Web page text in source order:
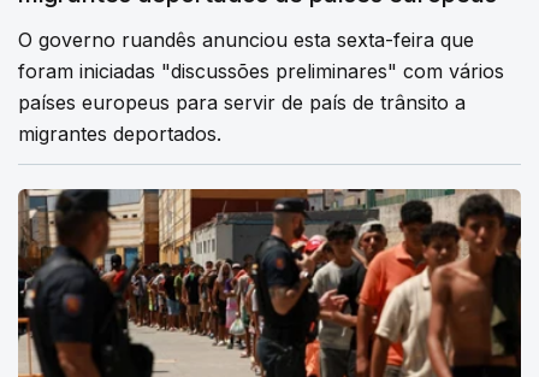
O governo ruandês anunciou esta sexta-feira que
foram iniciadas "discussões preliminares" com vários
países europeus para servir de país de trânsito a
migrantes deportados.